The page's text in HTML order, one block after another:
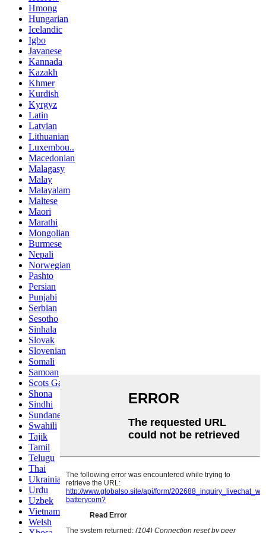
Hmong
Hungarian
Icelandic
Igbo
Javanese
Kannada
Kazakh
Khmer
Kurdish
Kyrgyz
Latin
Latvian
Lithuanian
Luxembou..
Macedonian
Malagasy
Malay
Malayalam
Maltese
Maori
Marathi
Mongolian
Burmese
Nepali
Norwegian
Pashto
Persian
Punjabi
Serbian
Sesotho
Sinhala
Slovak
Slovenian
Somali
Samoan
Scots Gaelic
Shona
Sindhi
Sundanese
Swahili
Tajik
Tamil
Telugu
Thai
Ukrainian
Urdu
Uzbek
Vietnamese
Welsh